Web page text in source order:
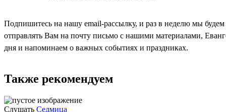
Подпишитесь на нашу email-рассылку, и раз в неделю мы будем
отправлять Вам на почту письмо с нашими материалами,
дня и напоминаем о важных событиях и праздниках.
Также рекомендуем
Слушать Седмица